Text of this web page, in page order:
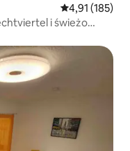
Średnia
4,91 (185)
i świeżo